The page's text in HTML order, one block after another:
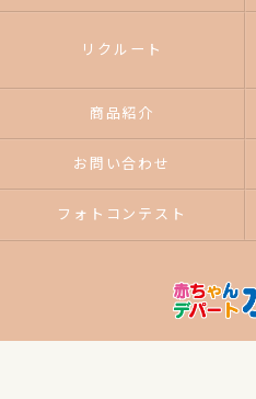
リクルート
商品紹介
お問い合わせ
フォトコンテスト